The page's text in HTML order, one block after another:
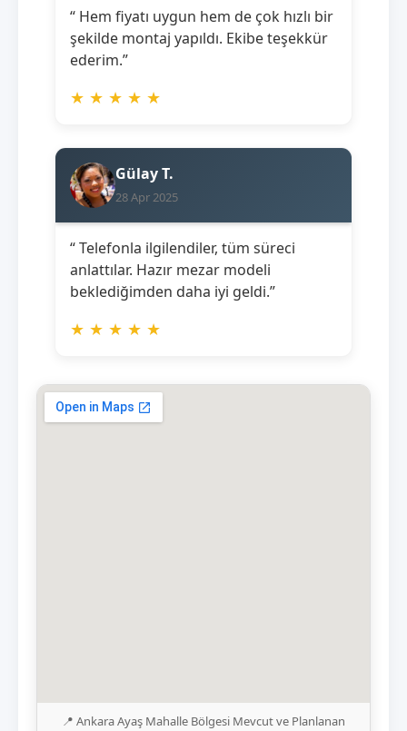
“ Hem fiyatı uygun hem de çok hızlı bir
şekilde montaj yapıldı. Ekibe teşekkür
ederim.”
★ ★ ★ ★ ★
Gülay T.
28 Apr 2025
“ Telefonla ilgilendiler, tüm süreci
anlattılar. Hazır mezar modeli
beklediğimden daha iyi geldi.”
★ ★ ★ ★ ★
📍 Ankara Ayaş Mahalle Bölgesi Mevcut ve Planlanan